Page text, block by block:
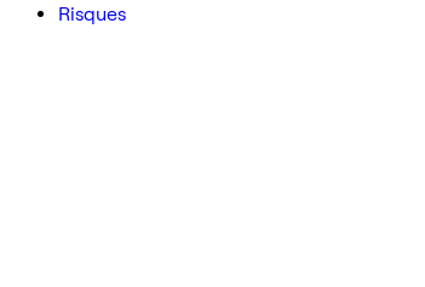
Risques